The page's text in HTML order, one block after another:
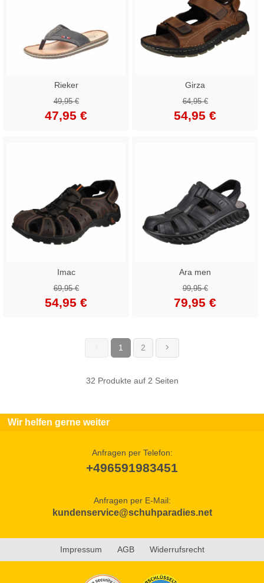
Rieker
49,95 €
47,95 €
Girza
64,95 €
54,95 €
Imac
69,95 €
54,95 €
Ara men
99,95 €
79,95 €
1 (current)
2
32 Produkte auf 2 Seiten
Wir helfen gerne weiter
Anfragen per Telefon:
+496591983451
Anfragen per E-Mail:
kundenservice@schuhparadies.net
Impressum AGB Widerrufsrecht